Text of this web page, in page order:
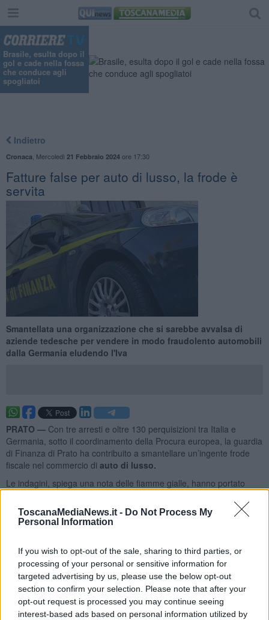
ToscanaMediaNews.it - Do Not Process My
Personal Information
If you wish to opt-out of the sale, sharing to third parties, or
processing of your personal or sensitive information for
targeted advertising by us, please use the below opt-out
section to confirm your selection. Please note that after your
opt-out request is processed you may continue seeing
interest-based ads based on personal information utilized by
Brasile, esulta dopo il
gol e cade nella fossa
che conduce agli
spogliatoi
Indietro
Cronaca Mercoledì 21 Febbraio 2024ore 17:30
Fatture false per auto di lusso, la frode è
servita
Smantellata una organizzazione che si sarebbe avvalsa di
aziende tedesche per vendere in modo fraudolento automobili
dalla Germania eludendo l'Iva
PRATO — Con tre arresti e oltre 130 perquisizioni tra Italia e
Germania, sotto il coordinamento della Procura europea, la guardia
di Finanza di Prato ha contribuito a smantellare un’ingente frode
fiscale nel commercio di auto di lusso.
Le indagini, spiega una nota delle fiamme gialle, hanno portato
tedeschi e 35 auto di lusso.
Per quanto riguarda l'Italia, le perquisizioni hanno toccato Veneto,
Piemonte, Lombardia, Emilia Romagna, Marche, Abruzzo, Umbria,
Lazio, Campania e Puglia. Ma a far scattare gli accertamenti sul
suolo italiano sarebbe stata la denuncia presentata da un
acquirente alla guardia di finanza di Prato.